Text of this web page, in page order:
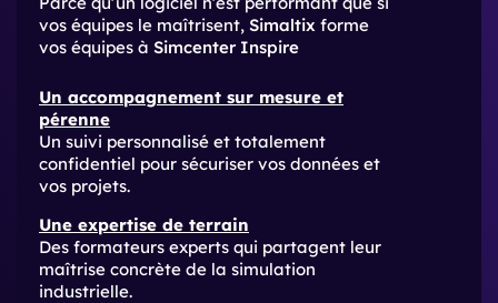
vos équipes le maîtrisent, Simaltix forme
vos équipes à Simcenter Inspire
Un accompagnement sur mesure et
pérenne
Un suivi personnalisé et totalement
confidentiel pour sécuriser vos données et
vos projets.
Une expertise de terrain
Des formateurs experts qui partagent leur
maîtrise concrète de la simulation
industrielle.